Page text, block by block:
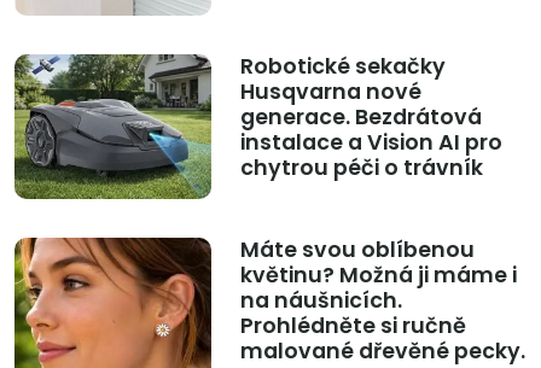
Robotické sekačky
Husqvarna nové
generace. Bezdrátová
instalace a Vision AI pro
chytrou péči o trávník
Máte svou oblíbenou
květinu? Možná ji máme i
na náušnicích.
Prohlédněte si ručně
malované dřevěné pecky.